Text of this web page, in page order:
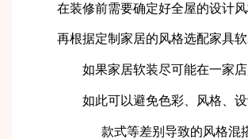
在装修前需要确定好全屋的设计
再根据定制家居的风格选配家具
如果家居软装尽可能在一家
如此可以避免色彩、风格、设
款式等差别导致的风格混